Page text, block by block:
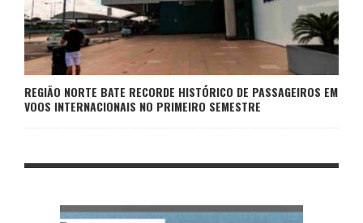
REGIÃO NORTE BATE RECORDE HISTÓRICO DE PASSAGEIROS EM
VOOS INTERNACIONAIS NO PRIMEIRO SEMESTRE